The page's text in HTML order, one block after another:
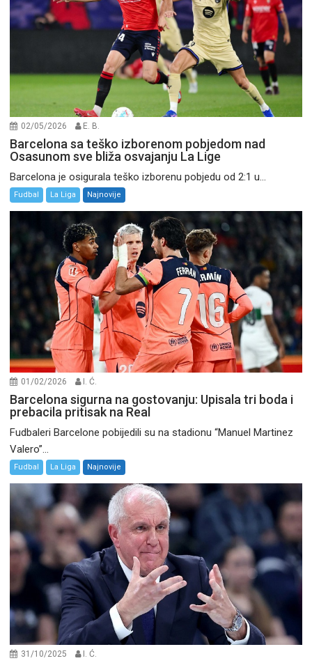
02/05/2026 E. B.
Barcelona sa teško izborenom pobjedom nad
Osasunom sve bliža osvajanju La Lige
Barcelona je osigurala teško izborenu pobjedu od 2:1 u...
Fudbal La Liga Najnovije
01/02/2026 I. Ć.
Barcelona sigurna na gostovanju: Upisala tri boda i
prebacila pritisak na Real
Fudbaleri Barcelone pobijedili su na stadionu “Manuel Martinez
Valero”...
Fudbal La Liga Najnovije
31/10/2025 I. Ć.